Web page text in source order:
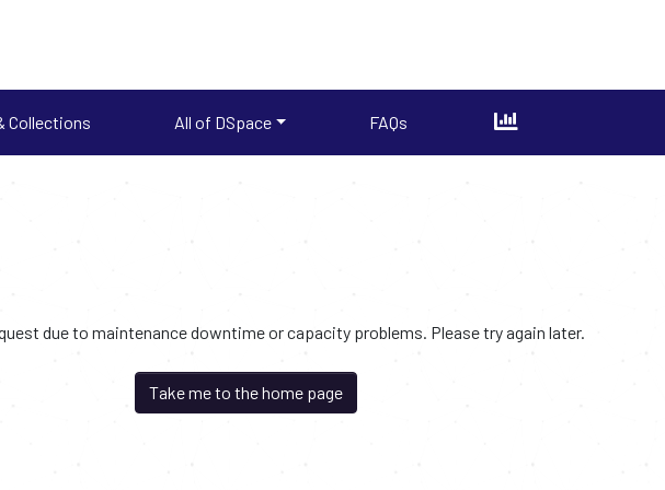
Collections All of DSpace FAQs
due to maintenance downtime or capacity problems. Please try again later.
Take me to the home page